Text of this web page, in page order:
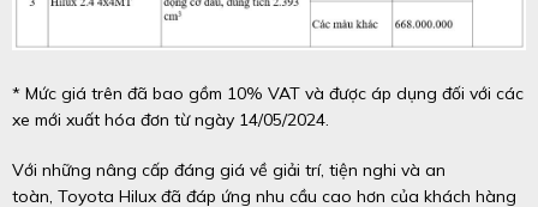
* Mức giá trên đã bao gồm 10% VAT và được áp dụng đối với các
xe mới xuất hóa đơn từ ngày 14/05/2024.
Với những nâng cấp đáng giá về giải trí, tiện nghi và an
toàn, Toyota Hilux đã đáp ứng nhu cầu cao hơn của khách hàng